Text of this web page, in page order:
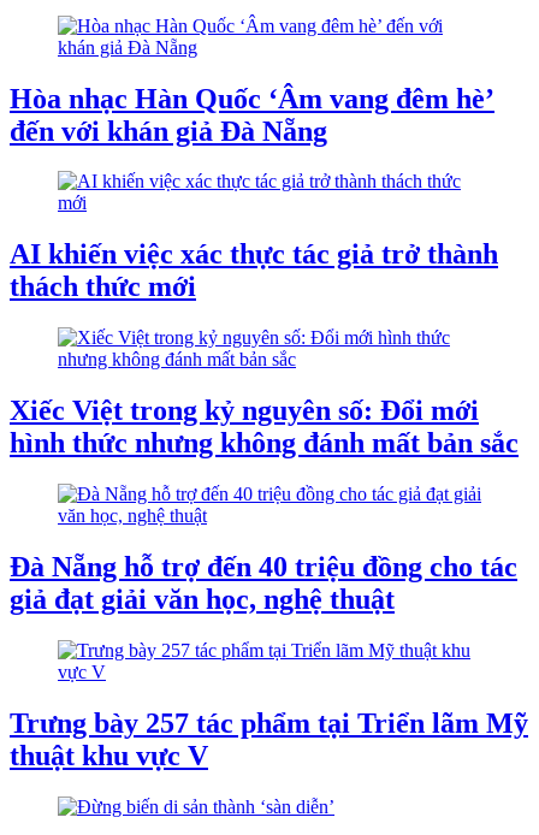
Hòa nhạc Hàn Quốc ‘Âm vang đêm hè’
đến với khán giả Đà Nẵng
AI khiến việc xác thực tác giả trở thành
thách thức mới
Xiếc Việt trong kỷ nguyên số: Đổi mới
hình thức nhưng không đánh mất bản sắc
Đà Nẵng hỗ trợ đến 40 triệu đồng cho tác
giả đạt giải văn học, nghệ thuật
Trưng bày 257 tác phẩm tại Triển lãm Mỹ
thuật khu vực V